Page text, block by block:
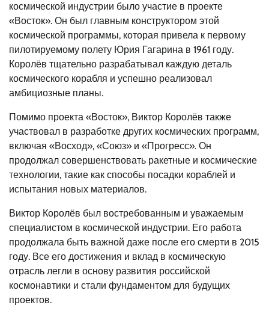
космической индустрии было участие в проекте
«Восток». Он был главным конструктором этой
космической программы, которая привела к первому
пилотируемому полету Юрия Гагарина в 1961 году.
Королёв тщательно разрабатывал каждую деталь
космического корабля и успешно реализовал
амбициозные планы.
Помимо проекта «Восток», Виктор Королёв также
участвовал в разработке других космических программ,
включая «Восход», «Союз» и «Прогресс». Он
продолжал совершенствовать ракетные и космические
технологии, такие как способы посадки кораблей и
испытания новых материалов.
Виктор Королёв был востребованным и уважаемым
специалистом в космической индустрии. Его работа
продолжала быть важной даже после его смерти в 2015
году. Все его достижения и вклад в космическую
отрасль легли в основу развития российской
космонавтики и стали фундаментом для будущих
проектов.